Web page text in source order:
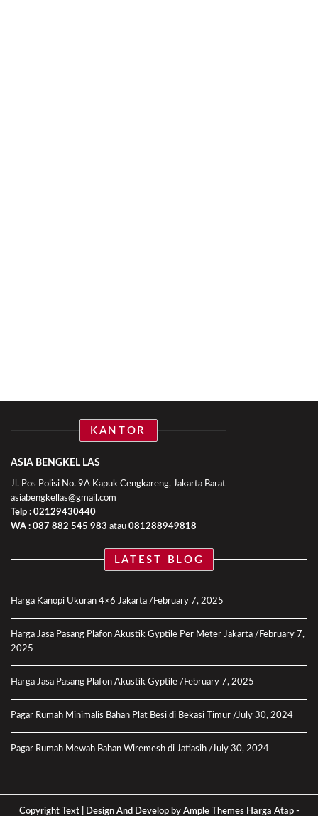
KANTOR
ASIA BENGKEL LAS
Jl. Pos Polisi No. 9A Kapuk Cengkareng, Jakarta Barat
asiabengkellas@gmail.com
Telp : 02129430440
WA : 087 882 545 983 atau 081288949818
LATEST BLOG
Harga Kanopi Ukuran 4×6 Jakarta February 7, 2025
Harga Jasa Pasang Plafon Akustik Gyptile Per Meter Jakarta
February 7,
2025
Harga Jasa Pasang Plafon Akustik Gyptile February 7, 2025
Pagar Rumah Minimalis Bahan Plat Besi di Bekasi Timur July 30, 2024
Pagar Rumah Mewah Bahan Wiremesh di Jatiasih July 30, 2024
Copyright Text | Design And Develop by Ample Themes Harga Atap-